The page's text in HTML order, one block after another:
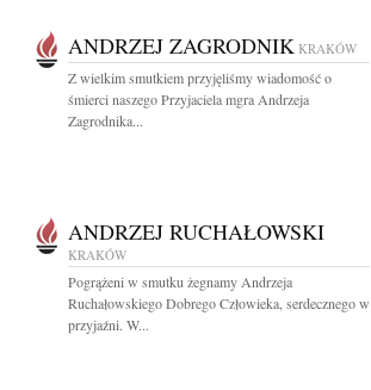
ANDRZEJ ZAGRODNIK KRAKÓW
Z wielkim smutkiem przyjęliśmy wiadomość o
śmierci naszego Przyjaciela mgra Andrzeja
Zagrodnika...
ANDRZEJ RUCHAŁOWSKI
KRAKÓW
Pogrążeni w smutku żegnamy Andrzeja
Ruchałowskiego Dobrego Człowieka, serdecznego w
przyjaźni. W...